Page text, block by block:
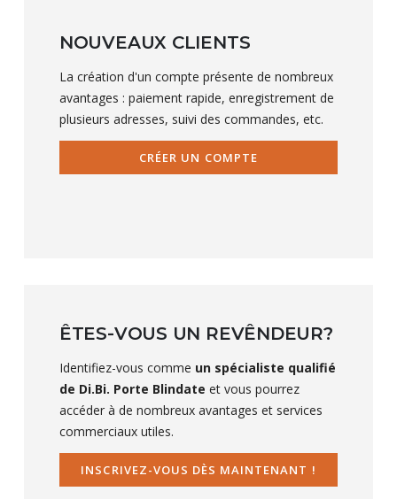
NOUVEAUX CLIENTS
La création d'un compte présente de nombreux
avantages : paiement rapide, enregistrement de
plusieurs adresses, suivi des commandes, etc.
CRÉER UN COMPTE
ÊTES-VOUS UN REVÊNDEUR?
Identifiez-vous comme un spécialiste qualifié
de Di.Bi. Porte Blindate et vous pourrez
accéder à de nombreux avantages et services
commerciaux utiles.
INSCRIVEZ-VOUS DÈS MAINTENANT !